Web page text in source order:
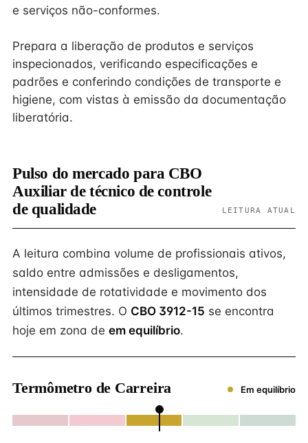
e serviços não-conformes.
Prepara a liberação de produtos e serviços
inspecionados, verificando especificações e
padrões e conferindo condições de transporte e
higiene, com vistas à emissão da documentação
liberatória.
Pulso do mercado para CBO
Auxiliar de técnico de controle
de qualidade
LEITURA ATUAL
A leitura combina volume de profissionais ativos,
saldo entre admissões e desligamentos,
intensidade de rotatividade e movimento dos
últimos trimestres. O CBO 3912-15 se encontra
hoje em zona de em equilíbrio.
Termômetro de Carreira Em equilíbrio